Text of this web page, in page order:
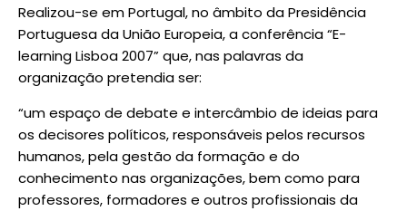
Realizou-se em Portugal, no âmbito da Presidência
Portuguesa da União Europeia, a conferência “E-
learning Lisboa 2007” que, nas palavras da
organização pretendia ser:
“um espaço de debate e intercâmbio de ideias para
os decisores políticos, responsáveis pelos recursos
humanos, pela gestão da formação e do
conhecimento nas organizações, bem como para
professores, formadores e outros profissionais da